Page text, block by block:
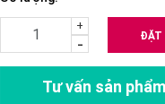
next
+
- ĐẶT
Tư vấn sản phẩm